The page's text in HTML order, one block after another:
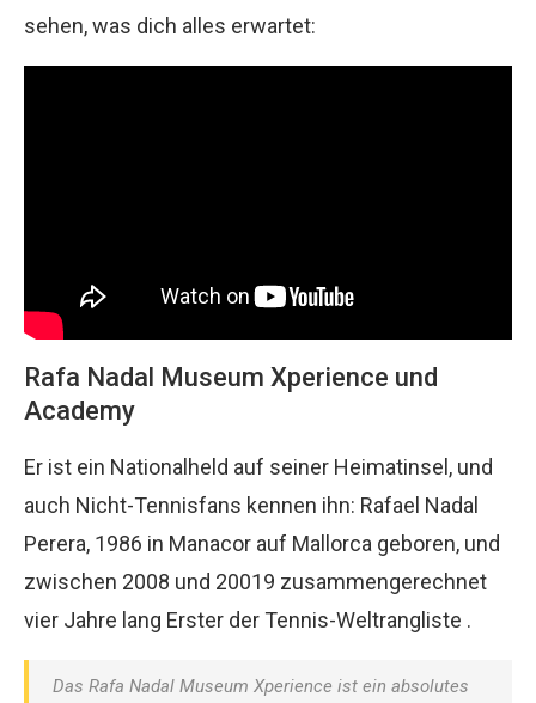
sehen, was dich alles erwartet:
Rafa Nadal Museum Xperience und
Academy
Er ist ein Nationalheld auf seiner Heimatinsel, und
auch Nicht-Tennisfans kennen ihn: Rafael Nadal
Perera, 1986 in Manacor auf Mallorca geboren, und
zwischen 2008 und 20019 zusammengerechnet
vier Jahre lang Erster der Tennis-Weltrangliste .
Das Rafa Nadal Museum Xperience ist ein absolutes